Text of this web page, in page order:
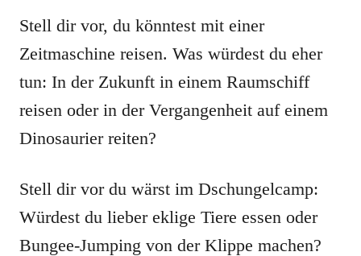
Stell dir vor, du könntest mit einer
Zeitmaschine reisen. Was würdest du eher
tun: In der Zukunft in einem Raumschiff
reisen oder in der Vergangenheit auf einem
Dinosaurier reiten?
Stell dir vor du wärst im Dschungelcamp:
Würdest du lieber eklige Tiere essen oder
Bungee-Jumping von der Klippe machen?